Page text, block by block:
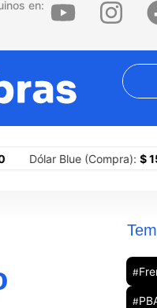
en:
salarios dignos” El
Blue (Compra):$
#
#